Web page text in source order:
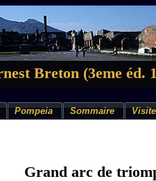
Breton (3eme éd.
Pompeia Sommaire Visite
Grand arc de